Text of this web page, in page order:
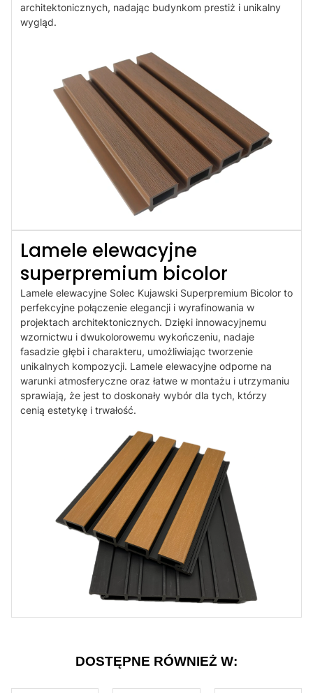
architektonicznych, nadając budynkom prestiż i unikalny
wygląd.
Lamele elewacyjne
superpremium bicolor
Lamele elewacyjne Solec Kujawski Superpremium Bicolor to
perfekcyjne połączenie elegancji i wyrafinowania w
projektach architektonicznych. Dzięki innowacyjnemu
wzornictwu i dwukolorowemu wykończeniu, nadaje
fasadzie głębi i charakteru, umożliwiając tworzenie
unikalnych kompozycji. Lamele elewacyjne odporne na
warunki atmosferyczne oraz łatwe w montażu i utrzymaniu
sprawiają, że jest to doskonały wybór dla tych, którzy
cenią estetykę i trwałość.
DOSTĘPNE RÓWNIEŻ W: